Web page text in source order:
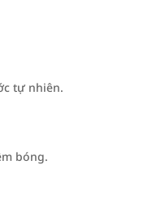
tự nhiên.
bóng.